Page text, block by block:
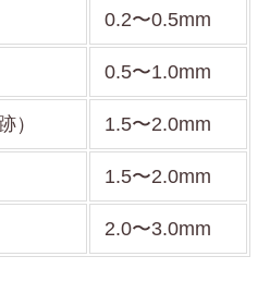
0.2〜0.5mm
0.5〜1.0mm
） 1.5〜2.0mm
1.5〜2.0mm
2.0〜3.0mm